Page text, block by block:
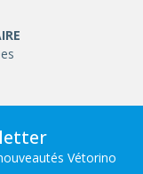
Vétorino